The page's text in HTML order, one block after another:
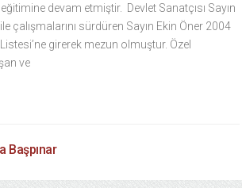
devam etmiştir. Devlet Sanatçısı Sayın
çalışmalarını sürdüren Sayın Ekin Öner 2004
Listesi’ne girerek mezun olmuştur. Özel
ve
Başpınar